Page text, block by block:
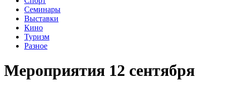
Семинары
Выставки
Кино
Туризм
Разное
Мероприятия 12 сентября